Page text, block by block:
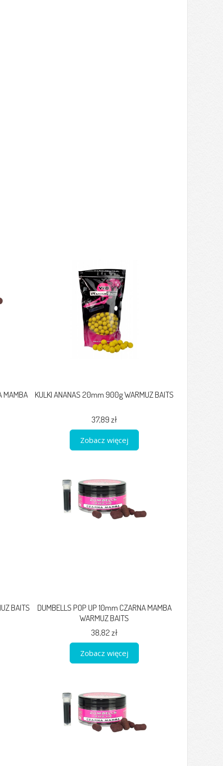
MAMBA KULKI ANANAS 20mm 900g WARMUZ BAITS
37,89 zł
Zobacz więcej
BAITS
DUMBELLS POP UP 10mm CZARNA MAMBA
WARMUZ BAITS
38,82 zł
Zobacz więcej